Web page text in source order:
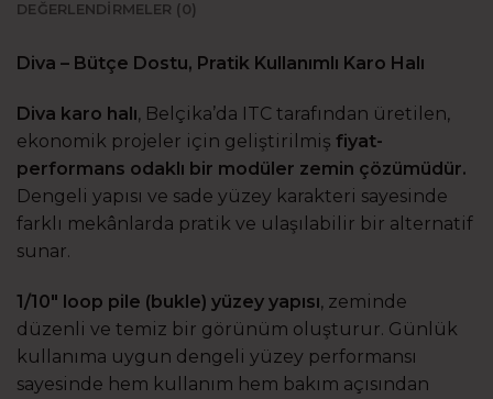
DEĞERLENDIRMELER (0)
Diva – Bütçe Dostu, Pratik Kullanımlı Karo Halı
Diva karo halı, Belçika’da ITC tarafından üretilen,
ekonomik projeler için geliştirilmiş fiyat-
performans odaklı bir modüler zemin çözümüdür.
Dengeli yapısı ve sade yüzey karakteri sayesinde
farklı mekânlarda pratik ve ulaşılabilir bir alternatif
sunar.
1/10″ loop pile (bukle) yüzey yapısı, zeminde
düzenli ve temiz bir görünüm oluşturur. Günlük
kullanıma uygun dengeli yüzey performansı
sayesinde hem kullanım hem bakım açısından